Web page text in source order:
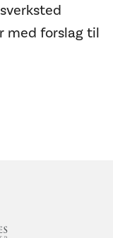
med forslag til